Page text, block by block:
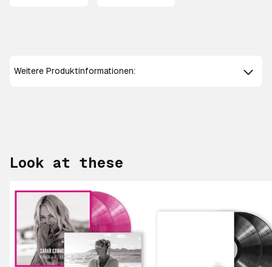
Weitere Produktinformationen:
Look at these